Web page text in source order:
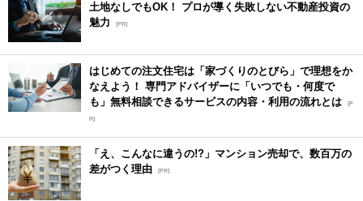
土地なしでもOK！ プロが導く失敗しない不動産投資の
魅力
[PR]
はじめての注文住宅は「家づくりのとびら」で理想をか
なえよう！ 専門アドバイザーに「いつでも・何度で
も」無料相談できるサービスの内容・利用の流れとは [P
R]
「え、こんなに違うの!?」マンション売却で、数百万の
差がつく理由 [PR]